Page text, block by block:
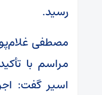
رسید.
مصطفی
مراسم با
اسیر گفت: